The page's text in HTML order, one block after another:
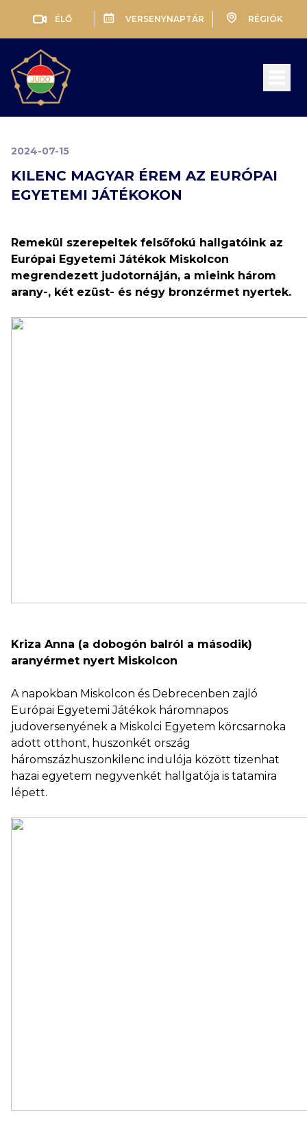
ÉLŐ VERSENYNAPTÁR RÉGIÓK
2024-07-15
KILENC MAGYAR ÉREM AZ EURÓPAI
EGYETEMI JÁTÉKOKON
Remekül szerepeltek felsőfokú hallgatóink az
Európai Egyetemi Játékok Miskolcon
megrendezett judotornáján, a mieink három
arany-, két ezüst- és négy bronzérmet nyertek.
Kriza Anna (a dobogón balról a második)
aranyérmet nyert Miskolcon
A napokban Miskolcon és Debrecenben zajló
Európai Egyetemi Játékok háromnapos
judoversenyének a Miskolci Egyetem körcsarnoka
adott otthont, huszonkét ország
háromszázhuszonkilenc indulója között tizenhat
hazai egyetem negyvenkét hallgatója is tatamira
lépett.